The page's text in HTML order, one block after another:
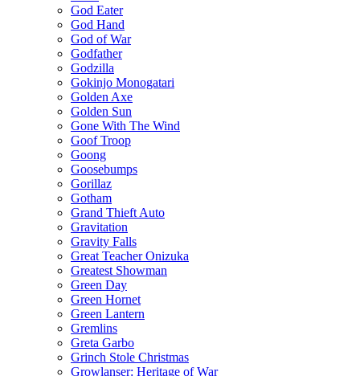
God Eater
God Hand
God of War
Godfather
Godzilla
Gokinjo Monogatari
Golden Axe
Golden Sun
Gone With The Wind
Goof Troop
Goong
Goosebumps
Gorillaz
Gotham
Grand Thieft Auto
Gravitation
Gravity Falls
Great Teacher Onizuka
Greatest Showman
Green Day
Green Hornet
Green Lantern
Gremlins
Greta Garbo
Grinch Stole Christmas
Growlanser: Heritage of War